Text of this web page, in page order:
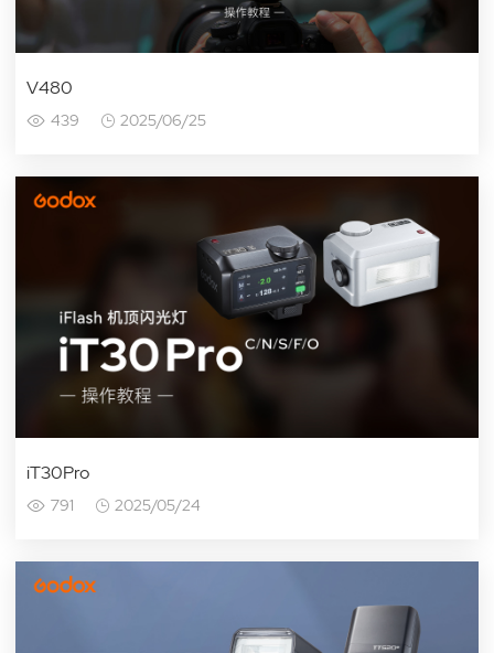
V480
439 2025/06/25
iT30Pro
791 2025/05/24